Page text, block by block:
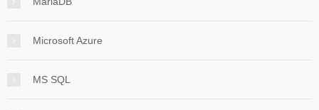
Microsoft Azure
MS SQL